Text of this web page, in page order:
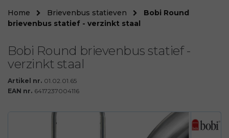
Home Brievenbus statieven
Bobi Round
brievenbus statief - verzinkt staal
Bobi Round brievenbus statief -
verzinkt staal
Artikel nr. 01.02.01.65
EAN nr. 6417237004116